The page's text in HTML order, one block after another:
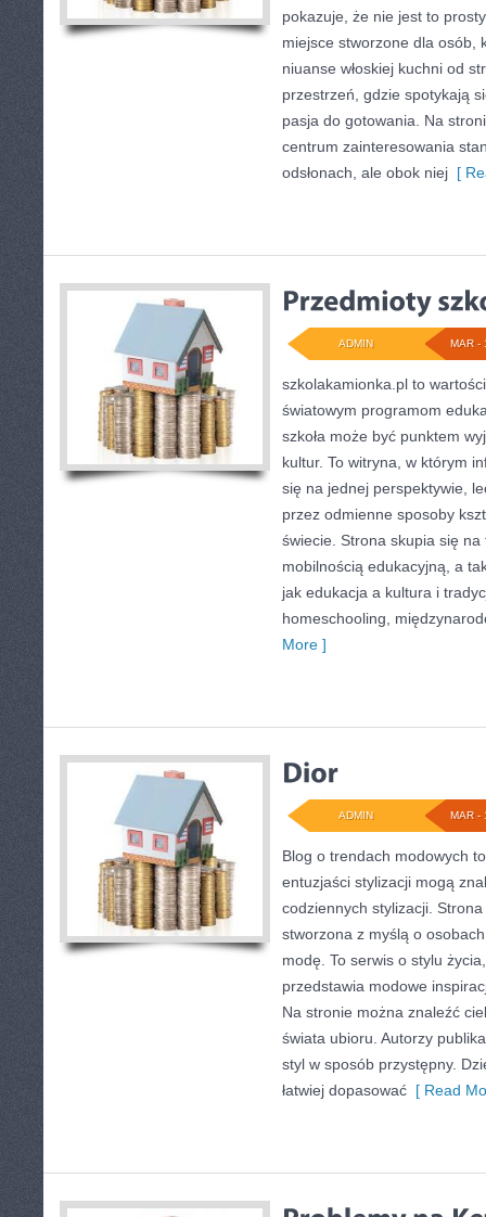
pokazuje, że nie jest to
miejsce stworzone dla osób,
niuanse włoskiej kuchni od
przestrzeń, gdzie spotykają
pasja do gotowania. Na
centrum zainteresowania
odsłonach, ale obok niej [
MAR -
ADMIN
szkolakamionka.pl to
światowym programom
szkoła może być punktem
kultur. To witryna, w którym
się na jednej perspektywie,
przez odmienne sposoby
świecie. Strona skupia się
mobilnością edukacyjną, a
jak edukacja a kultura i
homeschooling,
More ]
MAR -
ADMIN
Blog o trendach modowych
entuzjaści stylizacji mogą
codziennych stylizacji.
stworzona z myślą o
modę. To serwis o stylu
przedstawia modowe
Na stronie można znaleźć
świata ubioru. Autorzy
styl w sposób przystępny.
łatwiej dopasować [ Read